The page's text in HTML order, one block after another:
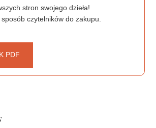
stron swojego dzieła!
czytelników do zakupu.
PDF